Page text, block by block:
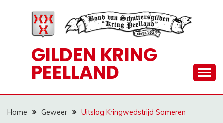
GILDEN KRING
PEELLAND
Home Geweer Uitslag Kringwedstrijd Someren